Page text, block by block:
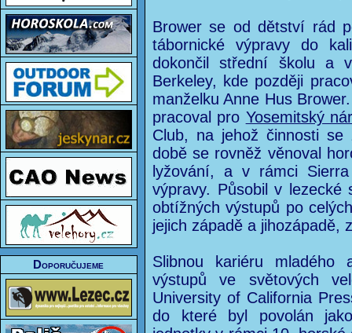
Doporučujeme
Brower se od dětství rád
tábornické výpravy do
dokončil střední školu a
Berkeley, kde později
manželku Anne Hus
pracoval pro Yosemitský
Club, na jehož činnosti
době se rovněž věnoval
lyžování, a v rámci
výpravy. Působil v lezecké
obtížných výstupů po
jejich západě a jihozápadě,
Slibnou kariéru mladého
výstupů ve světových
University of California
do které byl povolán